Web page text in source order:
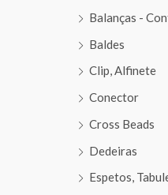
Balanças -
Baldes
Clip, Alfinete
Conector
Cross Beads
Dedeiras
Espetos,